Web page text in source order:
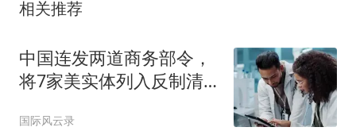
相关推荐
中国连发两道商务部令，
将7家美实体列入反制清
国际风云录